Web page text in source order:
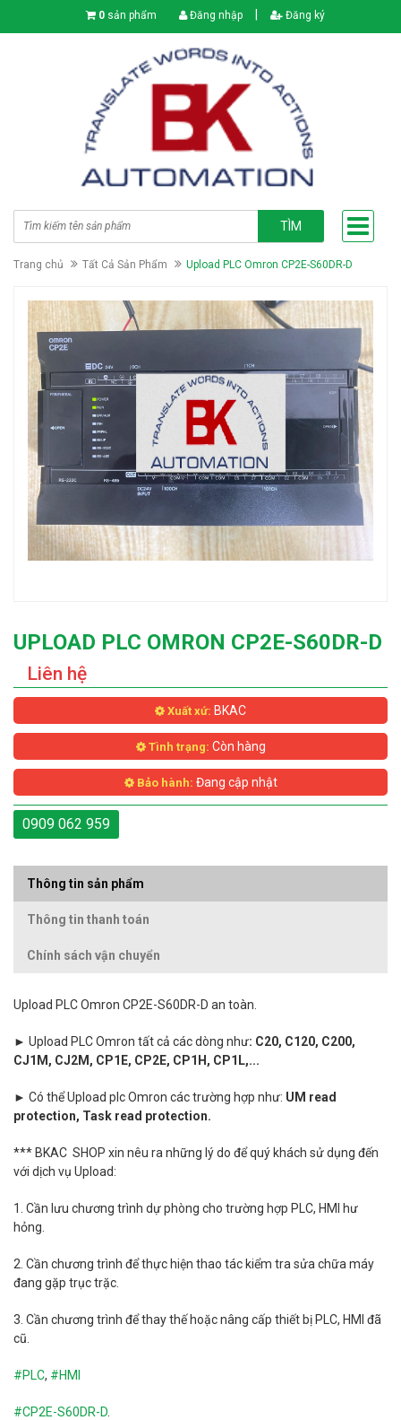
0 sản phẩm Đăng nhập Đăng ký
TÌM
Trang chủ Tất Cả Sản Phẩm Upload PLC Omron CP2E-S60DR-D
UPLOAD PLC OMRON CP2E-S60DR-D
Liên hệ
Xuất xứ: BKAC
Tình trạng: Còn hàng
Bảo hành: Đang cập nhật
0909 062 959
Thông tin sản phẩm
Thông tin thanh toán
Chính sách vận chuyển
Upload PLC Omron CP2E-S60DR-D an toàn.
► Upload PLC Omron tất cả các dòng như: C20, C120, C200,
CJ1M, CJ2M, CP1E, CP2E, CP1H, CP1L,...
► Có thể Upload plc Omron các trường hợp như: UM read
protection, Task read protection.
*** BKAC SHOP xin nêu ra những lý do để quý khách sử dụng đến
với dịch vụ Upload:
1. Cần lưu chương trình dự phòng cho trường hợp PLC, HMI hư
hỏng.
2. Cần chương trình để thực hiện thao tác kiểm tra sửa chữa máy
đang gặp trục trặc.
3. Cần chương trình để thay thế hoặc nâng cấp thiết bị PLC, HMI đã
cũ.
#PLC, #HMI
#CP2E-S60DR-D